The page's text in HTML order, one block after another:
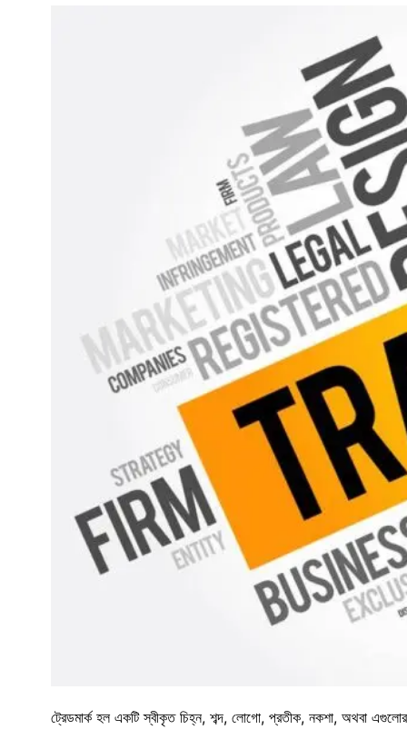
ট্রেডমার্ক হল একটি স্বীকৃত চিহ্ন, শব্দ, লোগো, প্রতীক, নকশা, অথবা